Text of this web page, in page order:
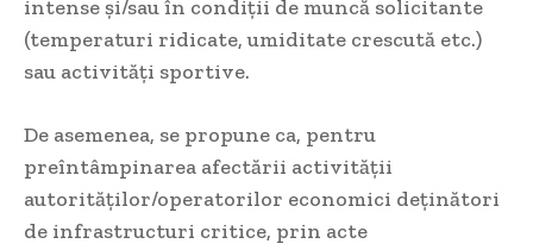
intense și/sau în condiții de muncă solicitante
(temperaturi ridicate, umiditate crescută etc.)
sau activități sportive.
De asemenea, se propune ca, pentru
preîntâmpinarea afectării activității
autorităților/operatorilor economici deținători
de infrastructuri critice, prin acte